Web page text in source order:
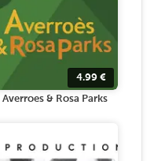
4.99 €
Averroes & Rosa Parks